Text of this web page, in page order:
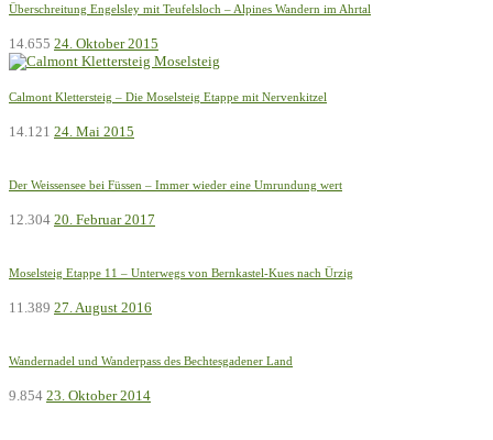
Überschreitung Engelsley mit Teufelsloch – Alpines Wandern im Ahrtal
14.655 24. Oktober 2015
Calmont Klettersteig – Die Moselsteig Etappe mit Nervenkitzel
14.121 24. Mai 2015
Der Weissensee bei Füssen – Immer wieder eine Umrundung wert
12.304 20. Februar 2017
Moselsteig Etappe 11 – Unterwegs von Bernkastel-Kues nach Ürzig
11.389 27. August 2016
Wandernadel und Wanderpass des Bechtesgadener Land
9.854 23. Oktober 2014